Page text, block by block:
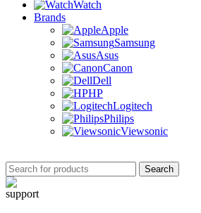
Watch
Brands
Apple
Samsung
Asus
Canon
Dell
HP
Logitech
Philips
Viewsonic
Search